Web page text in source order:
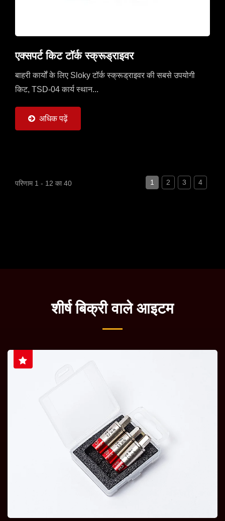
एक्सपर्ट किट टॉर्क स्क्रूड्राइवर
बाहरी कार्यों के लिए Sloky टॉर्क स्क्रूड्राइवर की सबसे उपयोगी
किट, TSD-04 कार्य स्थान...
अधिक पढ़ें
परिणाम 1 - 12 का 40 1 2 3 4
शीर्ष बिक्री वाले आइटम